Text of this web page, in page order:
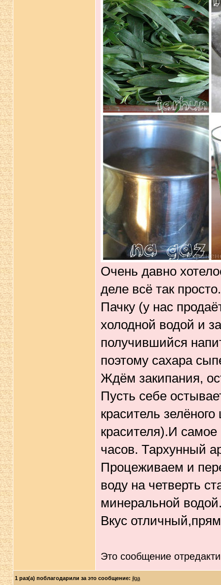
Очень давно
деле всё так просто.
Пачку (у нас
холодной водой и
получившийся
поэтому сахара
Ждём закипания,
Пусть себе
краситель
красителя).И самое
часов. Тархунный
Процеживаем и
воду на четверть
минеральной
Вкус
Это сообщение
1 раз(а) поблагодарили за это сообщение: ilga